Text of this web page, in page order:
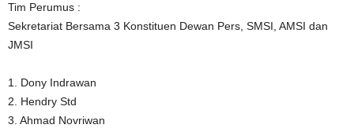
Tim Perumus :
Sekretariat Bersama 3 Konstituen Dewan Pers, SMSI, AMSI dan
JMSI
1. Dony Indrawan
2. Hendry Std
3. Ahmad Novriwan